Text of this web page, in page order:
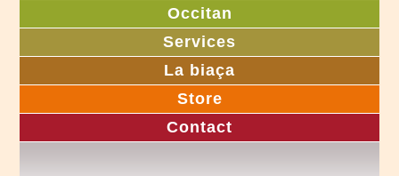
Occitan
Services
La biaça
Store
Contact